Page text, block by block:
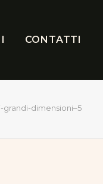
CONTATTI
grandi-dimensioni–5